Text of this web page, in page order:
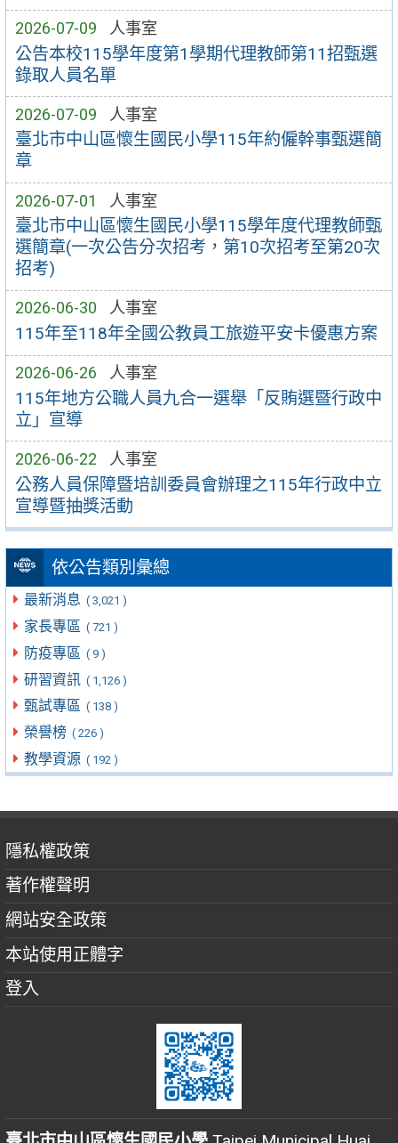
2026-07-09 人事室
公告本校115學年度第1學期代理教師第11招甄選
錄取人員名單
2026-07-09 人事室
臺北市中山區懷生國民小學115年約僱幹事甄選簡
章
2026-07-01 人事室
臺北市中山區懷生國民小學115學年度代理教師甄
選簡章(一次公告分次招考，第10次招考至第20次
招考)
2026-06-30 人事室
115年至118年全國公教員工旅遊平安卡優惠方案
2026-06-26 人事室
115年地方公職人員九合一選舉「反賄選暨行政中
立」宣導
2026-06-22 人事室
公務人員保障暨培訓委員會辦理之115年行政中立
宣導暨抽獎活動
依公告類別彙總
最新消息 ( 3,021 )
家長專區 ( 721 )
防疫專區 ( 9 )
研習資訊 ( 1,126 )
甄試專區 ( 138 )
榮譽榜 ( 226 )
教學資源 ( 192 )
隱私權政策
著作權聲明
網站安全政策
本站使用正體字
登入